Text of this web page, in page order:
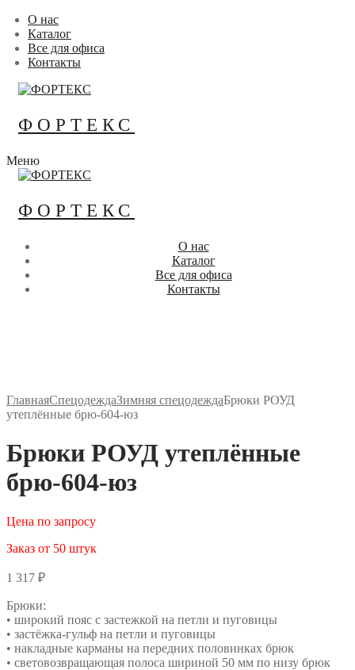
Перейти
содержимому
Меню
Закрыть
О нас
Каталог
Все для офиса
Контакты
ФОРТЕКС
Меню
ФОРТЕКС
О нас
Каталог
Все для офиса
Контакты
ГлавнаяСпецодеждаЗимняя спецодеждаБрюки РОУД
утеплённые брю-604-юз
Брюки РОУД утеплённые
брю-604-юз
Цена по запросу
Заказ от 50 штук
1 317 ₽
Брюки:
• широкий пояс с застежкой на петли и пуговицы
• застёжка-гульф на петли и пуговицы
• накладные карманы на передних половинках брюк
• световозвращающая полоса шириной 50 мм по низу брюк